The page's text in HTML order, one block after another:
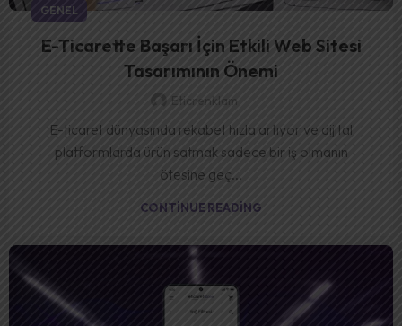
GENEL
E-Ticarette Başarı İçin Etkili Web Sitesi
Tasarımının Önemi
Eticrenklam
E-ticaret dünyasında rekabet hızla artıyor ve dijital
platformlarda ürün satmak sadece bir iş olmanın
ötesine geç...
CONTINUE READING